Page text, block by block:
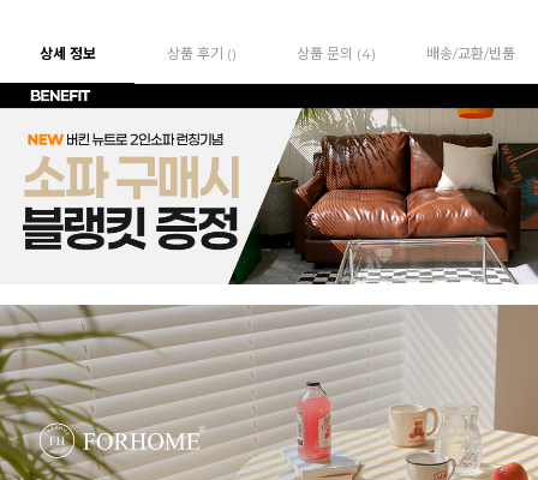
상세 정보 상품 후기 () 상품 문의 (4) 배송/교환/반품